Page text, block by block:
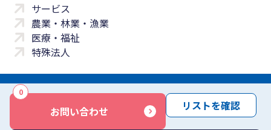
お問い合わせ
0
リストを確認
サービス
農業・林業・漁業
医療・福祉
特殊法人
サイトマップ 免責事項 サービス利用規約
商標について反社会勢力に対する基本方針 お問い合わせ